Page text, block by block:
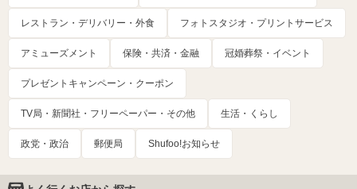
レストラン・デリバリー・外食 フォトスタジオ・プリントサービス
アミューズメント 保険・共済・金融 冠婚葬祭・イベント
プレゼントキャンペーン・クーポン
TV局・新聞社・フリーペーパー・その他 生活・くらし
政党・政治 郵便局 Shufoo!お知らせ